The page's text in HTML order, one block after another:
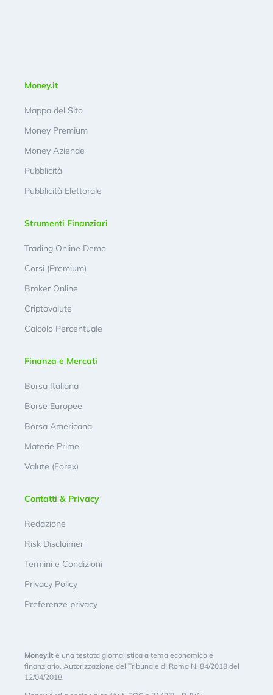
Money.it
Mappa del Sito
Money Premium
Money Aziende
Pubblicità
Pubblicità Elettorale
Strumenti Finanziari
Trading Online Demo
Corsi (Premium)
Broker Online
Criptovalute
Calcolo Percentuale
Finanza e Mercati
Borsa Italiana
Borse Europee
Borsa Americana
Materie Prime
Valute (Forex)
Contatti & Privacy
Redazione
Risk Disclaimer
Termini e Condizioni
Privacy Policy
Preferenze privacy
Money.it è una testata giornalistica a tema economico e
finanziario. Autorizzazione del Tribunale di Roma N. 84/2018 del
12/04/2018.